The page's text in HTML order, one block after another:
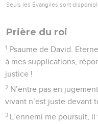
Seuls les Évangiles sont
Prière du roi
1 Psaume de David.
à mes supplications,
justice !
2 N’entre pas en
vivant n’est juste devant
3 L’ennemi me poursuit,